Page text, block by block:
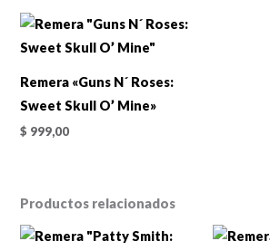
Remera «Guns N´ Roses:
Sweet Skull O’ Mine»
$ 999,00
Productos relacionados